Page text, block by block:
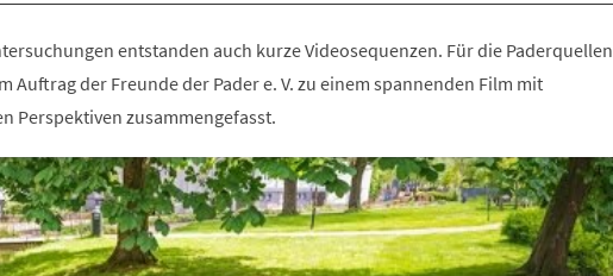
entstanden auch kurze Videosequenzen. Für die Paderquellen
Auftrag der Freunde der Pader e. V. zu einem spannenden Film mit
Perspektiven zusammengefasst.